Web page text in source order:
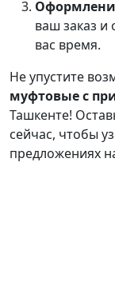
ваш заказ и
вас время.
Не упустите
муфтовые с
Ташкенте!
сейчас, чтобы
предложениях